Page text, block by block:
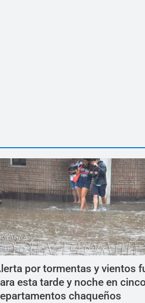
por tormentas y vientos
esta tarde y noche en cinco
chaqueños